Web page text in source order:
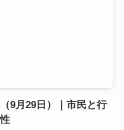
9月29日）｜市民と行